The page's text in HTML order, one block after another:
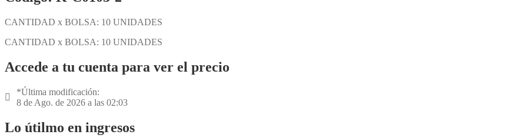
CANTIDAD x BOLSA: 10 UNIDADES
CANTIDAD x BOLSA: 10 UNIDADES
Accede a tu cuenta para ver el precio
*Última modificación:
8 de Ago. de 2026 a las 02:03
Lo útilmo en ingresos